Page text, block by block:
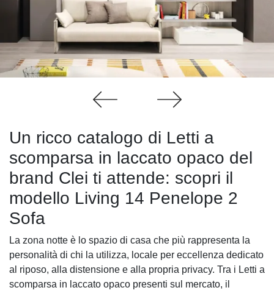
Un ricco catalogo di Letti a
scomparsa in laccato opaco del
brand Clei ti attende: scopri il
modello Living 14 Penelope 2
Sofa
La zona notte è lo spazio di casa che più rappresenta la
personalità di chi la utilizza, locale per eccellenza dedicato
al riposo, alla distensione e alla propria privacy. Tra i Letti a
scomparsa in laccato opaco presenti sul mercato, il